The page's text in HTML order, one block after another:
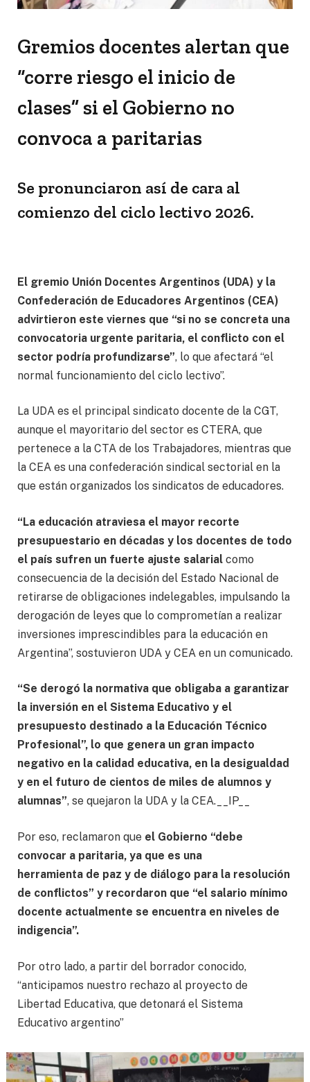
Gremios docentes alertan que
“corre riesgo el inicio de
clases” si el Gobierno no
convoca a paritarias
Se pronunciaron así de cara al
comienzo del ciclo lectivo 2026.
El gremio Unión Docentes Argentinos (UDA) y la
Confederación de Educadores Argentinos (CEA)
advirtieron este viernes que “si no se concreta una
convocatoria urgente paritaria, el conflicto con el
sector podría profundizarse”, lo que afectará “el
normal funcionamiento del ciclo lectivo”.
La UDA es el principal sindicato docente de la CGT,
aunque el mayoritario del sector es CTERA, que
pertenece a la CTA de los Trabajadores, mientras que
la CEA es una confederación sindical sectorial en la
que están organizados los sindicatos de educadores.
“La educación atraviesa el mayor recorte
presupuestario en décadas y los docentes de todo
el país sufren un fuerte ajuste salarial como
consecuencia de la decisión del Estado Nacional de
retirarse de obligaciones indelegables, impulsando la
derogación de leyes que lo comprometían a realizar
inversiones imprescindibles para la educación en
Argentina”, sostuvieron UDA y CEA en un comunicado.
“Se derogó la normativa que obligaba a garantizar
la inversión en el Sistema Educativo y el
presupuesto destinado a la Educación Técnico
Profesional”, lo que genera un gran impacto
negativo en la calidad educativa, en la desigualdad
y en el futuro de cientos de miles de alumnos y
alumnas”, se quejaron la UDA y la CEA. __IP__
Por eso, reclamaron que el Gobierno “debe
convocar a paritaria, ya que es una
herramienta de paz y de diálogo para la resolución
de conflictos” y recordaron que “el salario mínimo
docente actualmente se encuentra en niveles de
indigencia”.
Por otro lado, a partir del borrador conocido,
“anticipamos nuestro rechazo al proyecto de
Libertad Educativa, que detonará el Sistema
Educativo argentino”